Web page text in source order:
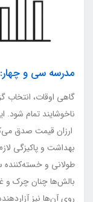
مدرسه سی و چهار:
گاهی اوقات، انتخاب
ناخوشایند تمام شود.
ارزان قیمت صدق
بهداشت و پاکیزگی
طولانی و
بالش‌ها چنان چرک و
روی آن‌ها نیز